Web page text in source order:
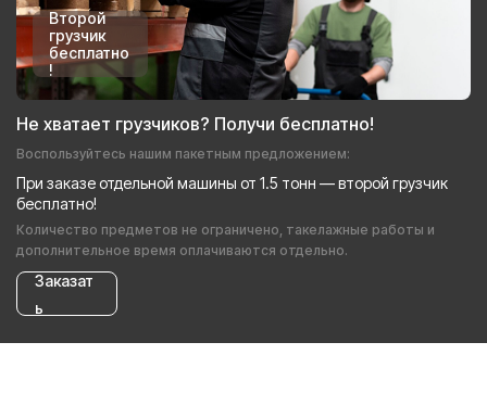
Второй
грузчик
бесплатно
!
Не хватает грузчиков? Получи бесплатно!
Воспользуйтесь нашим пакетным предложением:
При заказе отдельной машины от 1.5 тонн — второй грузчик
бесплатно!
Количество предметов не ограничено, такелажные работы и
дополнительное время оплачиваются отдельно.
Заказат
ь